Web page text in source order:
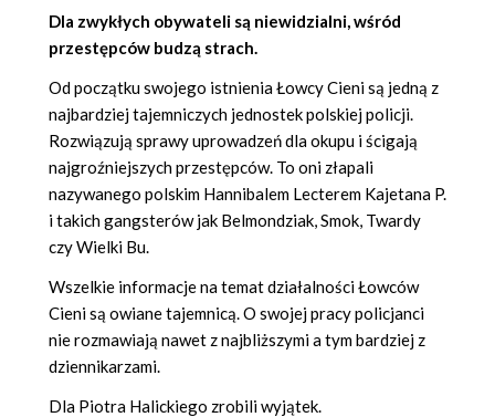
Dla zwykłych obywateli są niewidzialni, wśród
przestępców budzą strach.
Od początku swojego istnienia Łowcy Cieni są jedną z
najbardziej tajemniczych jednostek polskiej policji.
Rozwiązują sprawy uprowadzeń dla okupu i ścigają
najgroźniejszych przestępców. To oni złapali
nazywanego polskim Hannibalem Lecterem Kajetana P.
i takich gangsterów jak Belmondziak, Smok, Twardy
czy Wielki Bu.
Wszelkie informacje na temat działalności Łowców
Cieni są owiane tajemnicą. O swojej pracy policjanci
nie rozmawiają nawet z najbliższymi a tym bardziej z
dziennikarzami.
Dla Piotra Halickiego zrobili wyjątek.